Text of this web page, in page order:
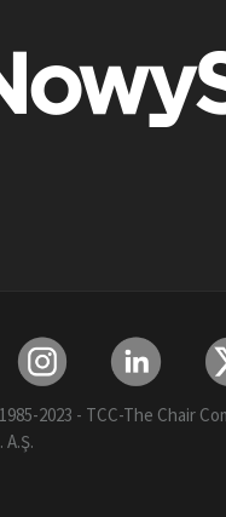
2023 - TCC-The Chair
A.Ş.